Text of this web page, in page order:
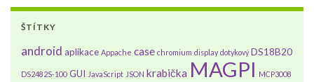
ŠTÍTKY
android aplikace Appache case chromium display dotykový DS18B20
DS2482S-100 GUI JavaScript JSON krabička MAGPI MCP3008